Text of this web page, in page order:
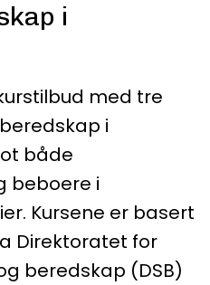
i
med tre
i
både
beboere i
Kursene er basert
Direktoratet for
beredskap (DSB)